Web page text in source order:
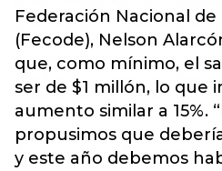
Federación Nacional
(Fecode), Nelson
que, como mínimo, el
ser de $1 millón, lo que
aumento similar a 15%.
propusimos que
y este año debemos